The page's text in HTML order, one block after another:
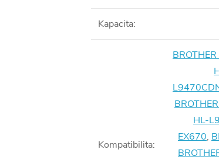
Kapacita:
Kompatibilita:
HL-
EX670,